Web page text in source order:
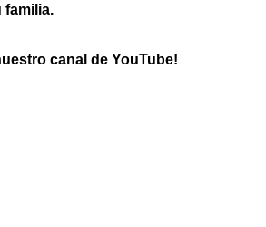
familia.
canal de YouTube!